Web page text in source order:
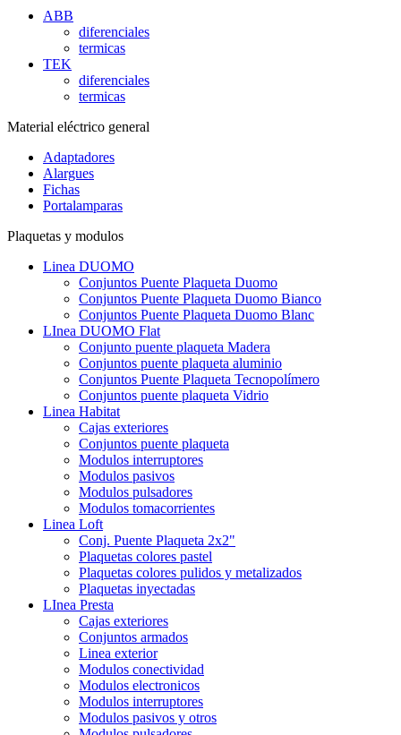
ABB
diferenciales
termicas
TEK
diferenciales
termicas
Material eléctrico general
Adaptadores
Alargues
Fichas
Portalamparas
Plaquetas y modulos
Linea DUOMO
Conjuntos Puente Plaqueta Duomo
Conjuntos Puente Plaqueta Duomo Bianco
Conjuntos Puente Plaqueta Duomo Blanc
LInea DUOMO Flat
Conjunto puente plaqueta Madera
Conjuntos puente plaqueta aluminio
Conjuntos Puente Plaqueta Tecnopolímero
Conjuntos puente plaqueta Vidrio
Linea Habitat
Cajas exteriores
Conjuntos puente plaqueta
Modulos interruptores
Modulos pasivos
Modulos pulsadores
Modulos tomacorrientes
Linea Loft
Conj. Puente Plaqueta 2x2"
Plaquetas colores pastel
Plaquetas colores pulidos y metalizados
Plaquetas inyectadas
LInea Presta
Cajas exteriores
Conjuntos armados
Linea exterior
Modulos conectividad
Modulos electronicos
Modulos interruptores
Modulos pasivos y otros